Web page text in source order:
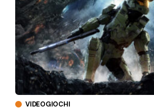
VIDEOGIOCHI